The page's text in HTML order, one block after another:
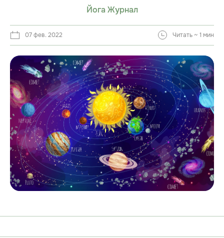
Йога Журнал
07 фев. 2022 Читать ~ 1 мин